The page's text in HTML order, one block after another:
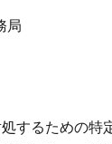
局
するための特